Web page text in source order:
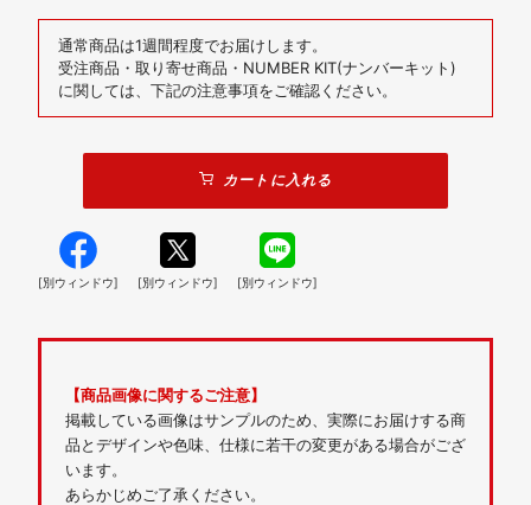
通常商品は1週間程度でお届けします。
受注商品・取り寄せ商品・NUMBER KIT(ナンバーキット)
に関しては、下記の注意事項をご確認ください。
カートに入れる
[別ウィンドウ] [別ウィンドウ] [別ウィンドウ]
【商品画像に関するご注意】
掲載している画像はサンプルのため、実際にお届けする商
品とデザインや色味、仕様に若干の変更がある場合がござ
います。
あらかじめご了承ください。